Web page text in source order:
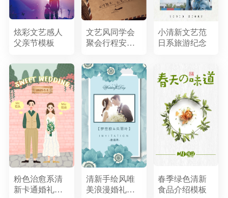
科技 手绘 商务风
炫彩文艺感人
父亲节模板
文艺风同学会
聚会行程安排
小清新文艺范
日系旅游纪念
粉色治愈系清
新卡通婚礼请
清新手绘风唯
美浪漫婚礼邀
春季绿色清新
食品介绍模板